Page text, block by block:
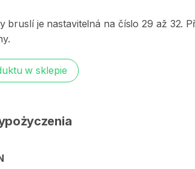
bruslí je nastavitelná na číslo 29 až 32.
w sklepie